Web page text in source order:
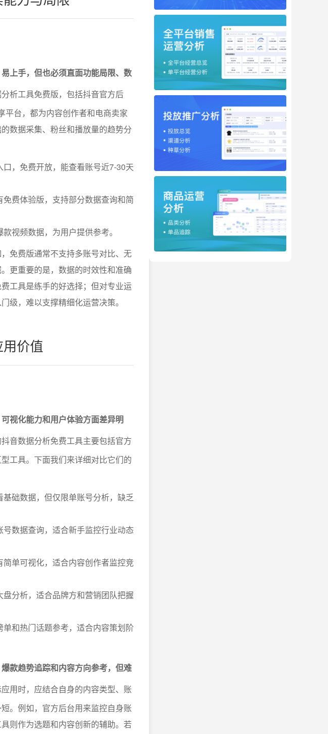
上手，但也必须直面功能局限、数
析工具免费版，包括抖音官方后
平台，都为内容创作者和电商卖家
数据采集、粉丝和播放量的趋势分
，免费开放，能查看账号近7-30天
费体验版，支持部分数据查询和简
视频数据，为用户提供参考。
免费版通常不支持多账号对比、无
更重要的是，数据的时效性和准确
工具是练手的好选择；但对专业运
级，难以支撑精细化运营决策。
价值
视化能力和用户体验方面差异明
音数据分析免费工具主要包括官方
工具。下面我们来详细对比它们的
础数据，但仅限单账号分析，缺乏
数据查询，适合新手监控行业动态
单可视化，适合内容创作者监控竞
分析，适合品牌方和营销团队把握
和热门话题参考，适合内容策划阶
款趋势追踪和内容方向参考，但难
用时，应结合自身的内容类型、账
。例如，官方后台用来监控自身账
则作为选题和内容创新的辅助。若